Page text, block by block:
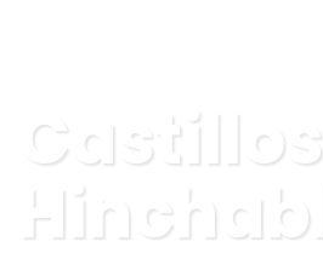
Castillos